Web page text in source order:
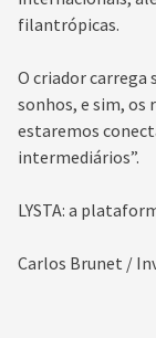
filantrópicas.
O criador carrega
sonhos, e sim, os
estaremos
intermediários”.
LYSTA: a
Carlos Brunet /